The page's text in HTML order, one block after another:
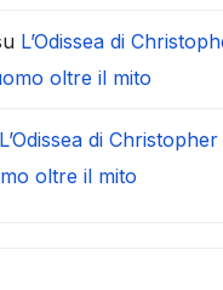
L’Odissea di
oltre il mito
L’Odissea di
oltre il mito